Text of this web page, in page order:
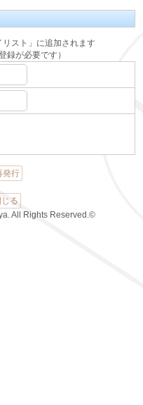
スト」に追加されます
録が必要です）
発行
る
All Rights Reserved.©